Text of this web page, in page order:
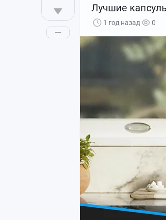
В нашем обзоре
устройства с
Рейтинг
Узнать,
Tecno Spark Go
Infinix Hot 40 -
itel P55 -Узнать,
Рейтинг
Realme C51 -
Xiaomi Poco C65 -
Infinix X6716 NOTE
Xiaomi Redmi 12 -
Лучшие
1 год назад 0